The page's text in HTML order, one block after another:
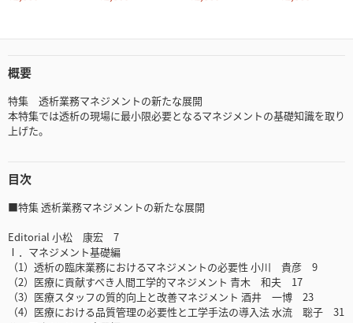
概要
特集 透析業務マネジメントの新たな展開
本特集では透析の現場に最小限必要となるマネジメントの基礎知識を取り
上げた。
目次
■特集 透析業務マネジメントの新たな展開
Editorial 小松 康宏 7
Ⅰ．マネジメント基礎編
（1）透析の臨床業務におけるマネジメントの必要性 小川 貴彦 9
（2）医療に貢献すべき人間工学的マネジメント 青木 和夫 17
（3）医療スタッフの質的向上と改善マネジメント 酒井 一博 23
（4）医療における品質管理の必要性と工学手法の導入法 水流 聡子 31